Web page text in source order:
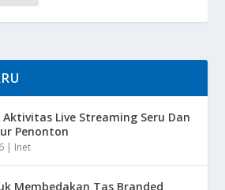
Aktivitas Live Streaming Seru Dan
Penonton
| Inet
Membedakan Tas Branded